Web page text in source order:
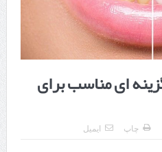
ضروری‌تر است؟
| لیزر فوتونا برای بهبود قطعی
‌ای مناسب برای
چاپ ایمیل